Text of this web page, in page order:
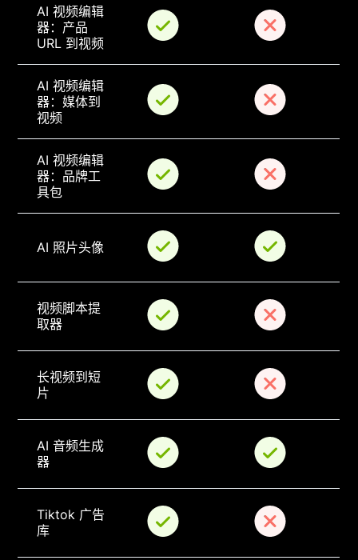
AI 视频编辑
器：产品
URL 到视频
AI 视频编辑
器：媒体到
视频
AI 视频编辑
器：品牌工
具包
AI 照片头像
视频脚本提
取器
长视频到短
片
AI 音频生成
器
Tiktok 广告
库